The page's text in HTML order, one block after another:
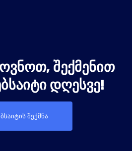
ᲨᲔᲥᲛᲔᲜᲘᲗ
ᲓᲦᲔᲡᲕᲔ!
შექმნა